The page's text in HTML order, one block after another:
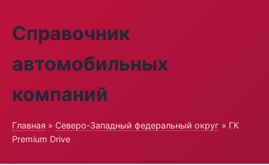
Справочник
автомобильных
компаний
Главная » Северо-Западный федеральный округ » ГК
Premium Drive